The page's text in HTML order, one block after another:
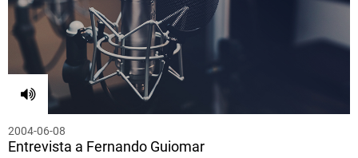
2004-06-08
Entrevista a Fernando Guiomar